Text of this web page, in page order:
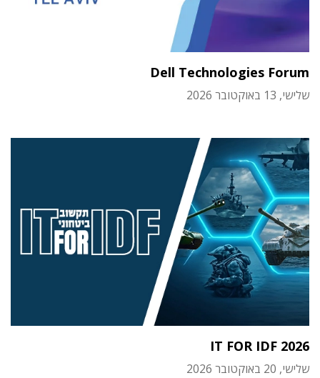
Dell Technologies Forum
שלישי, 13 באוקטובר 2026
IT FOR IDF 2026
שלישי, 20 באוקטובר 2026